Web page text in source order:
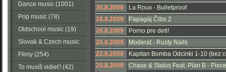
Dance music (1001)
Pop music (78)
Oldschool music (19)
Slovak & Czech music
(56)Filmy (254)
To musíš vidieť! (42)
30.8.2009
La Roux - Bulletproof
28.8.2009
Papagáj Čibo 2
26.8.2009
Porno pre deti!
25.8.2009
Moderat - Rusty Nails
22.8.2009
Kapitan Bomba Odcinki 1-10 (bez
20.8.2009
Chase & Status Feat. Plan B -